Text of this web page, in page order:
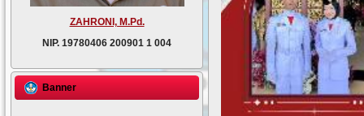
ZAHRONI, M.Pd.
NIP. 19780406 200901 1 004
Banner